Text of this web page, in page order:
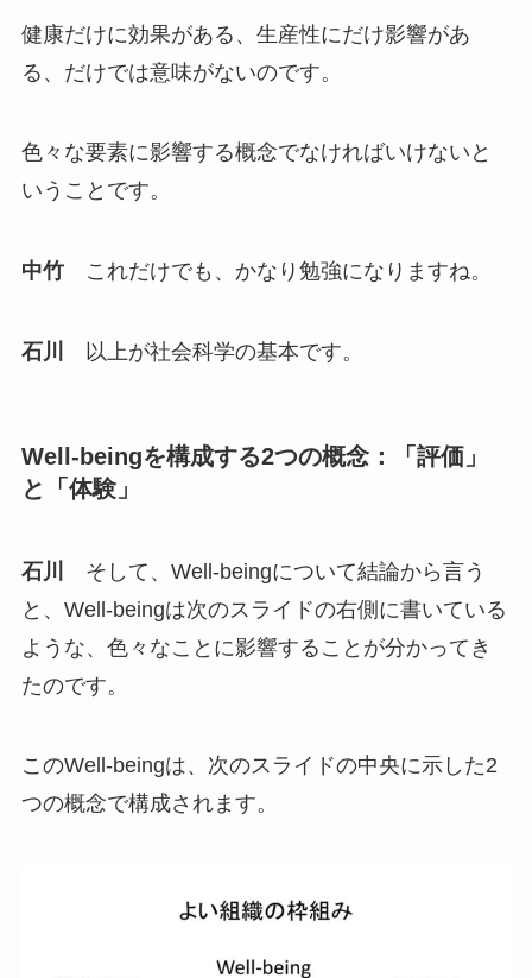
健康だけに効果がある、生産性にだけ影響があ
る、だけでは意味がないのです。
色々な要素に影響する概念でなければいけないと
いうことです。
中竹これだけでも、かなり勉強になりますね。
石川 以上が社会科学の基本です。
Well-beingを構成する2つの概念：「評価」
と「体験」
石川
そして、Well-beingについて結論から言う
と、Well-beingは次のスライドの右側に書いている
ような、色々なことに影響することが分かってき
たのです。
このWell-beingは、次のスライドの中央に示した2
つの概念で構成されます。